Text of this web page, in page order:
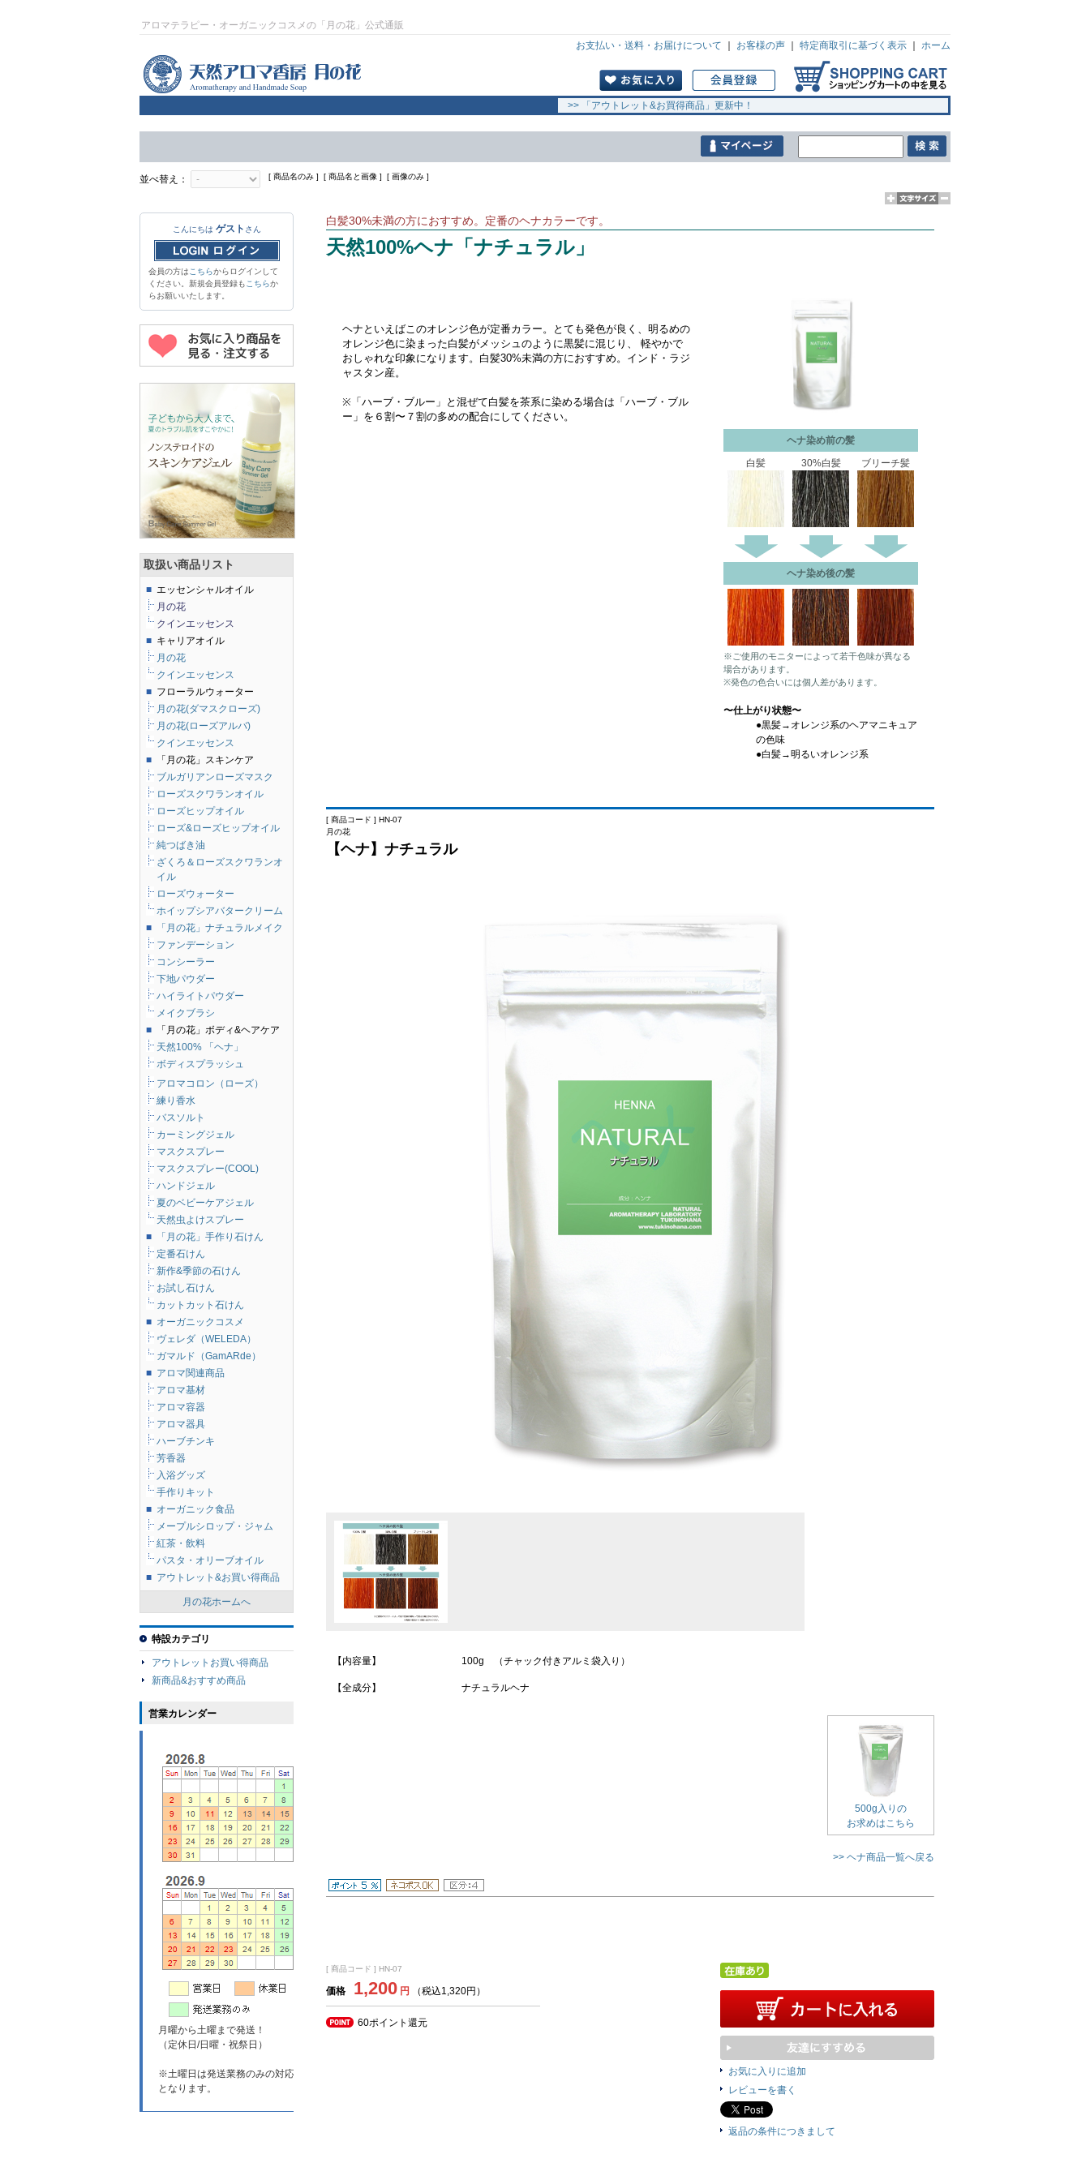
アロマテラピー・オーガニックコスメの「月の花」公式通販
お支払い・送料・お届けについて
お客様の声 特定商取引に基づく表示 ホーム
>> 「アウトレット&お買得商品」更新中！
並べ替え： [ 商品名のみ ] [ 商品名と画像 ] [ 画像のみ ]
白髪30%未満の方におすすめ。定番のヘナカラーです。
天然100%ヘナ「ナチュラル」
ヘナといえばこのオレンジ色が定番カラー。とても発色が良く、明るめの
オレンジ色に染まった白髪がメッシュのように黒髪に混じり、 軽やかで
おしゃれな印象になります。白髪30%未満の方におすすめ。インド・ラジ
ャスタン産。
※「ハーブ・ブルー」と混ぜて白髪を茶系に染める場合は「ハーブ・ブル
ー」を６割〜７割の多めの配合にしてください。
ヘナ染め前の髪
白髪
30%白髪 ブリーチ髪
ヘナ染め後の髪
※ご使用のモニターによって若干色味が異なる
場合があります。
※発色の色合いには個人差があります。
〜仕上がり状態〜
●黒髪→オレンジ系のヘアマニキュア
の色味
●白髪→明るいオレンジ系
[ 商品コード ] HN-07
月の花
【ヘナ】ナチュラル
【内容量】 100g （チャック付きアルミ袋入り）
【全成分】 ナチュラルヘナ
500g入りの
お求めはこちら
>> ヘナ商品一覧へ戻る
[ 商品コード ] HN-07
価格 1,200 円 （税込1,320円）
60ポイント還元
お気に入りに追加
レビューを書く
返品の条件につきまして
こんにちは ゲスト さん
会員の方はこちらからログインして
ください。新規会員登録もこちらか
らお願いいたします。
取扱い商品リスト
■ エッセンシャルオイル
月の花
クインエッセンス
■ キャリアオイル
月の花
クインエッセンス
■ フローラルウォーター
月の花(ダマスクローズ)
月の花(ローズアルバ)
クインエッセンス
■
「月の花」スキンケア
ブルガリアンローズマスク
ローズスクワランオイル
ローズヒップオイル
ローズ&ローズヒップオイル
純つばき油
ざくろ＆ローズスクワランオ
イル
ローズウォーター
ホイップシアバタークリーム
■
「月の花」ナチュラルメイク
ファンデーション
コンシーラー
下地パウダー
ハイライトパウダー
メイクブラシ
■
「月の花」ボディ&ヘアケア
天然100% 「ヘナ」
ボディスプラッシュ
アロマコロン（ローズ）
練り香水
バスソルト
カーミングジェル
マスクスプレー
マスクスプレー(COOL)
ハンドジェル
夏のベビーケアジェル
天然虫よけスプレー
■
「月の花」手作り石けん
定番石けん
新作&季節の石けん
お試し石けん
カットカット石けん
■ オーガニックコスメ
ヴェレダ（WELEDA）
ガマルド（GamARde）
■ アロマ関連商品
アロマ基材
アロマ容器
アロマ器具
ハーブチンキ
芳香器
入浴グッズ
手作りキット
■ オーガニック食品
メープルシロップ・ジャム
紅茶・飲料
パスタ・オリーブオイル
■ アウトレット&お買い得商品
月の花ホームへ
特設カテゴリ
アウトレットお買い得商品
新商品&おすすめ商品
営業カレンダー
月曜から土曜まで発送！
（定休日/日曜・祝祭日）
※土曜日は発送業務のみの対応
となります。